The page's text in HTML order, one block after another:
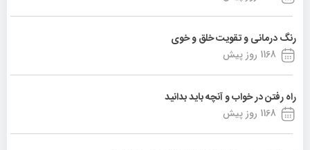
رنگ درمانی و تقویت خلق و خوی
1168 روز پیش
راه رفتن در خواب و آنچه باید بدانید
1168 روز پیش